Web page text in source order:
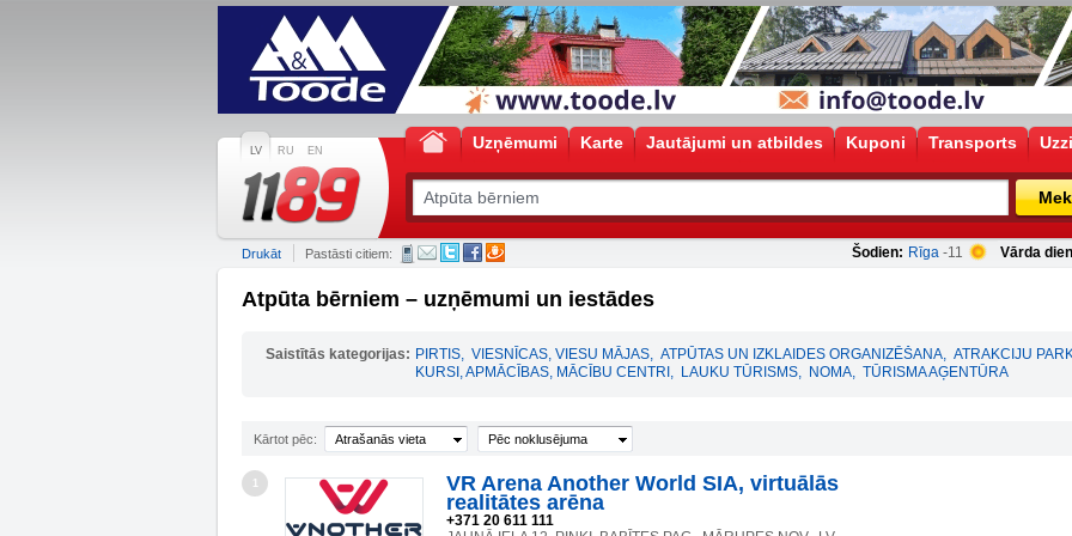
LV RU EN Uzņēmumi Karte Jautājumi un atbildes Kuponi Transports
Šodien: Rīga -11 Vārda
Drukāt Pastāsti citiem:
Atpūta bērniem – uzņēmumi un iestādes
Saistītās kategorijas: PIRTIS, VIESNĪCAS, VIESU MĀJAS, ATPŪTAS UN IZKLAIDES ORGANIZĒŠANA, ATRAKCIJU
KURSI, APMĀCĪBAS, MĀCĪBU CENTRI , LAUKU TŪRISMS, NOMA, TŪRISMA AĢENTŪRA
Kārtot pēc: Atrašanās vieta Pēc noklusējuma
1
VR Arena Another World SIA, virtuālās
realitātes arēna
+371 20 611 111